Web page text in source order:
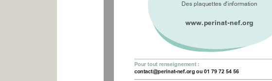
Pour tout renseignement :
contact@perinat-nef.org ou 01 79 72 54 56
Des plaquettes d'information
www.perinat-nef.org